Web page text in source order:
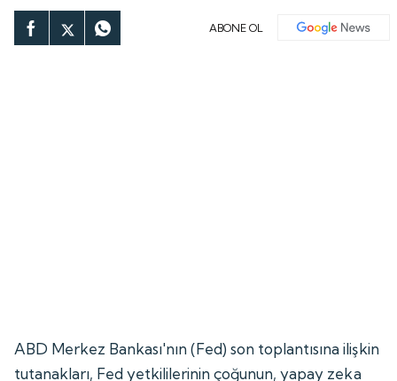
ABONE OL
ABD Merkez Bankası'nın (Fed) son toplantısına ilişkin
tutanakları, Fed yetkililerinin çoğunun, yapay zeka